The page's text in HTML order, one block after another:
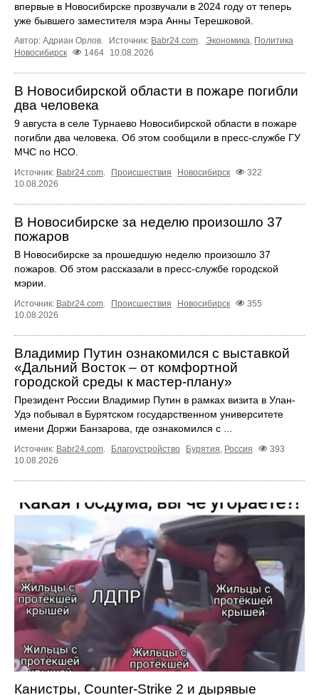
впервые в Новосибирске прозвучали в 2024 году от теперь
уже бывшего заместителя мэра Анны Терешковой.
Автор: Адриан Орлов. Источник: Babr24.com. Экономика, Политика
Новосибирск
1464 10.08.2026
В Новосибирской области в пожаре погибли
два человека
9 августа в селе Турнаево Новосибирской области в пожаре
погибли два человека. Об этом сообщили в пресс-службе ГУ
МЧС по НСО.
Источник: Babr24.com. Происшествия Новосибирск
322
10.08.2026
В Новосибирске за неделю произошло 37
пожаров
В Новосибирске за прошедшую неделю произошло 37
пожаров. Об этом рассказали в пресс-службе городской
мэрии.
Источник: Babr24.com. Происшествия Новосибирск
355
10.08.2026
Владимир Путин ознакомился с выставкой
«Дальний Восток – от комфортной
городской среды к мастер-плану»
Президент России Владимир Путин в рамках визита в Улан-
Удэ побывал в Бурятском государственном университете
имени Доржи Банзарова, где ознакомился с ...
Источник: Babr24.com. Благоустройство Бурятия, Россия
393
10.08.2026
Канистры, Counter-Strike 2 и дырявые